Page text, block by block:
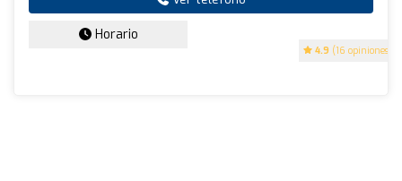
4.9 (16 opiniones)
Horario